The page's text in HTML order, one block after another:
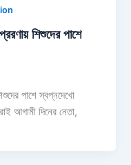
শিশুদের পাশে
পাশে স্বপ্নদেখো
আগামী দিনের নেতা,